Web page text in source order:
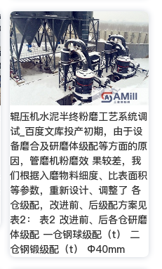
辊压机水泥半终粉磨工艺系统调
试_百度文库投产初期，由于设
备磨合及研磨体级配等方面的原
因，管磨机粉磨效 果较差，我
们根据入磨物料细度、比表面积
等参数，重新设计、调整了 各
仓级配，改进前、后级配方案见
表2： 表2 改进前、后各仓研磨
体级配 一仓钢球级配（t） 二
仓钢锻级配（t） Φ40mm